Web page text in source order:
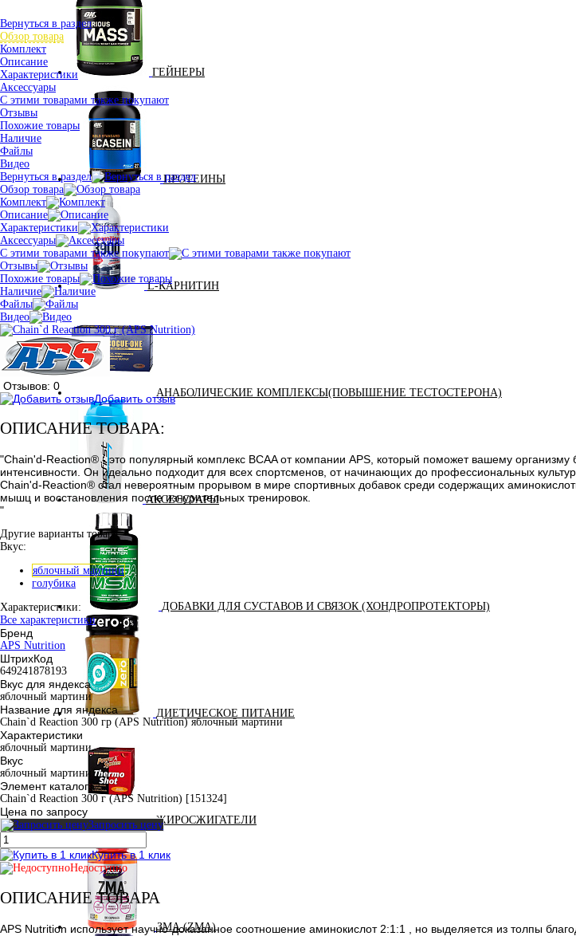
ГЕЙНЕРЫ
ПРОТЕИНЫ
L-КАРНИТИН
АНАБОЛИЧЕСКИЕ КОМПЛЕКСЫ(ПОВЫШЕНИЕ ТЕСТОСТЕРОНА)
АКСЕССУАРЫ
ДОБАВКИ ДЛЯ СУСТАВОВ И СВЯЗОК (ХОНДРОПРОТЕКТОРЫ)
ДИЕТИЧЕСКОЕ ПИТАНИЕ
ЖИРОСЖИГАТЕЛИ
ЗМА (ZMA)
Вернуться в раздел
Обзор товара
Комплект
Описание
Характеристики
Аксессуары
С этими товарами также покупают
Отзывы
Похожие товары
Наличие
Файлы
Видео
Вернуться в раздел
Обзор товара
Комплект
Описание
Характеристики
Аксессуары
С этими товарами также покупают
Отзывы
Похожие товары
Наличие
Файлы
Видео
Отзывов: 0
Добавить отзыв
ОПИСАНИЕ ТОВАРА:
"Chain'd-Reaction® - это популярный комплекс BCAA от компании APS, который поможет вашему организму
интенсивности. Он идеально подходит для всех спортсменов, от начинающих до профессиональных
Chain'd-Reaction® стал невероятным прорывом в мире спортивных добавок среди содержащих
мышц и восстановления после изнурительных тренировок.
"
Другие варианты товара:
Вкус:
яблочный мартини
голубика
Характеристики:
Все характеристики
Бренд
APS Nutrition
ШтрихКод
649241878193
Вкус для яндекса
яблочный мартини
Название для яндекса
Chain`d Reaction 300 гр (APS Nutrition) яблочный мартини
Характеристики
яблочный мартини
Вкус
яблочный мартини
Элемент каталога
Chain`d Reaction 300 г (APS Nutrition) [151324]
Цена по запросу
Запросить цену
Купить в 1 клик
Недоступно
ОПИСАНИЕ ТОВАРА
APS Nutrition использует научно-доказанное соотношение аминокислот 2:1:1 , но выделяется из толпы